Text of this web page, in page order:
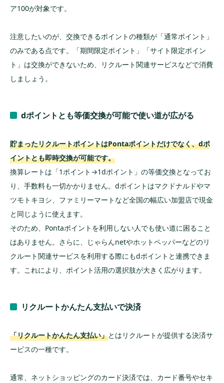
ア100が対象です。
注意したいのが、交換できるポイントの種類が「通常ポイント」
のみである点です。「期間限定ポイント」「サイト限定ポイン
ト」は交換ができないため、リクルート関連サービスなどで消費
しましょう。
dポイントとも等価交換が可能で使い道が広がる
貯まったリクルートポイントはPontaポイントだけでなく、dポ
イントとも即時交換が可能です。
換算レートは「1ポイント→1dポイント」の等価交換となってお
り、手数料も一切かかりません。dポイントはマクドナルドやマ
ツモトキヨシ、ファミリーマートなど全国の幅広い加盟店で現金
と同じように使えます。
そのため、Pontaポイントを利用しない人でも使い道に困ること
はありません。さらに、じゃらんnetやホットペッパーなどのリ
クルート関連サービスを利用する際にもdポイントと連携できま
す。これにより、ポイント活用の選択肢が大きく広がります。
リクルートかんたん支払いで決済
「リクルートかんたん支払い」とはリクルートが提供する決済サ
ービスの一種です。
通常、ネットショッピングのカード決済では、カード番号やセキ